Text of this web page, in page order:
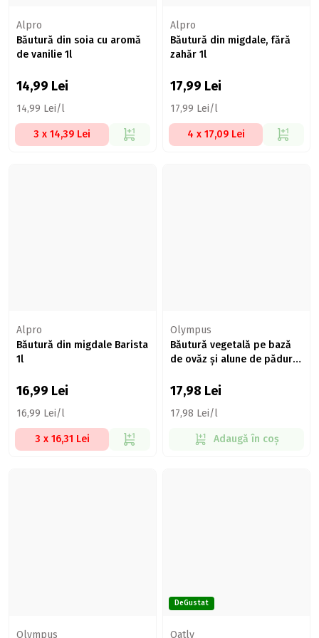
Alpro
Băutură din soia cu aromă
de vanilie 1l
14,99 Lei
14,99 Lei/l
3 x 14,39 Lei
Alpro
Băutură din migdale, fără
zahăr 1l
17,99 Lei
17,99 Lei/l
4 x 17,09 Lei
Alpro
Băutură din migdale Barista
1l
16,99 Lei
16,99 Lei/l
3 x 16,31 Lei
Olympus
Băutură vegetală pe bază
de ovăz și alune de pădure
17,98 Lei
17,98 Lei/l
Adaugă în coș
Olympus
DeGustat
Oatly